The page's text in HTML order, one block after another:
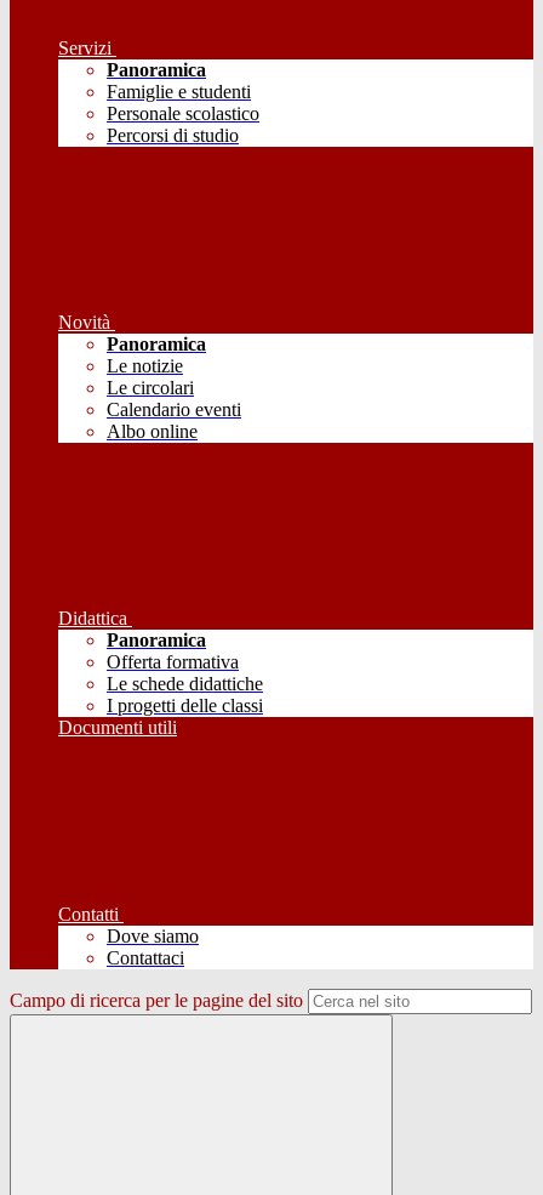
Servizi
Panoramica
Famiglie e studenti
Personale scolastico
Percorsi di studio
Novità
Panoramica
Le notizie
Le circolari
Calendario eventi
Albo online
Didattica
Panoramica
Offerta formativa
Le schede didattiche
I progetti delle classi
Documenti utili
Contatti
Dove siamo
Contattaci
Campo di ricerca per le pagine del sito